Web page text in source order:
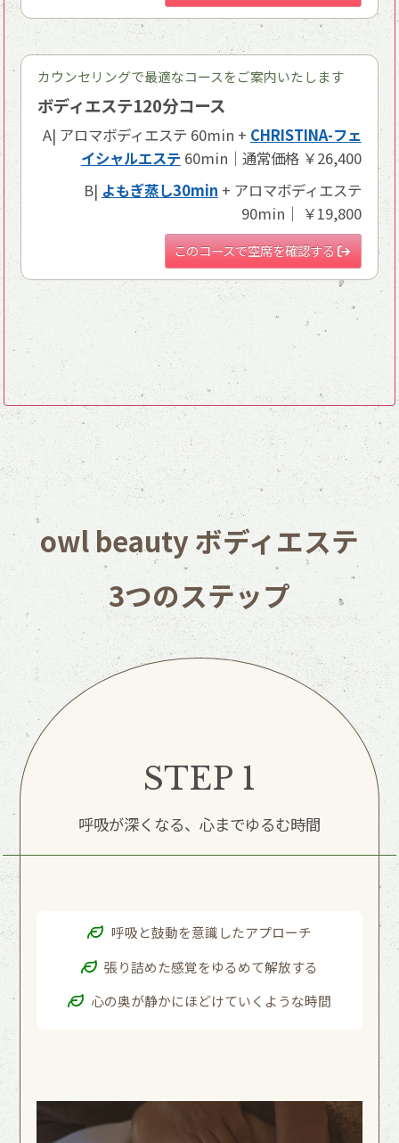
カウンセリングで最適なコースをご案内いたします
ボディエステ120分コース
A| アロマボディエステ 60min + CHRISTINA-フェ
イシャルエステ60min｜通常価格 ￥26,400
B| よもぎ蒸し30min + アロマボディエステ
90min｜ ￥19,800
このコースで空席を確認する
owl beauty ボディエステ
3つのステップ
STEP 1
呼吸が深くなる、心までゆるむ時間
呼吸と鼓動を意識したアプローチ
張り詰めた感覚をゆるめて解放する
心の奥が静かにほどけていくような時間